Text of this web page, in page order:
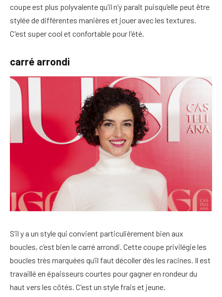
coupe est plus polyvalente qu’il n’y paraît puisqu’elle peut être
stylée de différentes manières et jouer avec les textures.
C'est super cool et confortable pour l'été.
carré arrondi
S’il y a un style qui convient particulièrement bien aux
boucles, c’est bien le carré arrondi. Cette coupe privilégie les
boucles très marquées qu’il faut décoller dès les racines. Il est
travaillé en épaisseurs courtes pour gagner en rondeur du
haut vers les côtés. C'est un style frais et jeune.